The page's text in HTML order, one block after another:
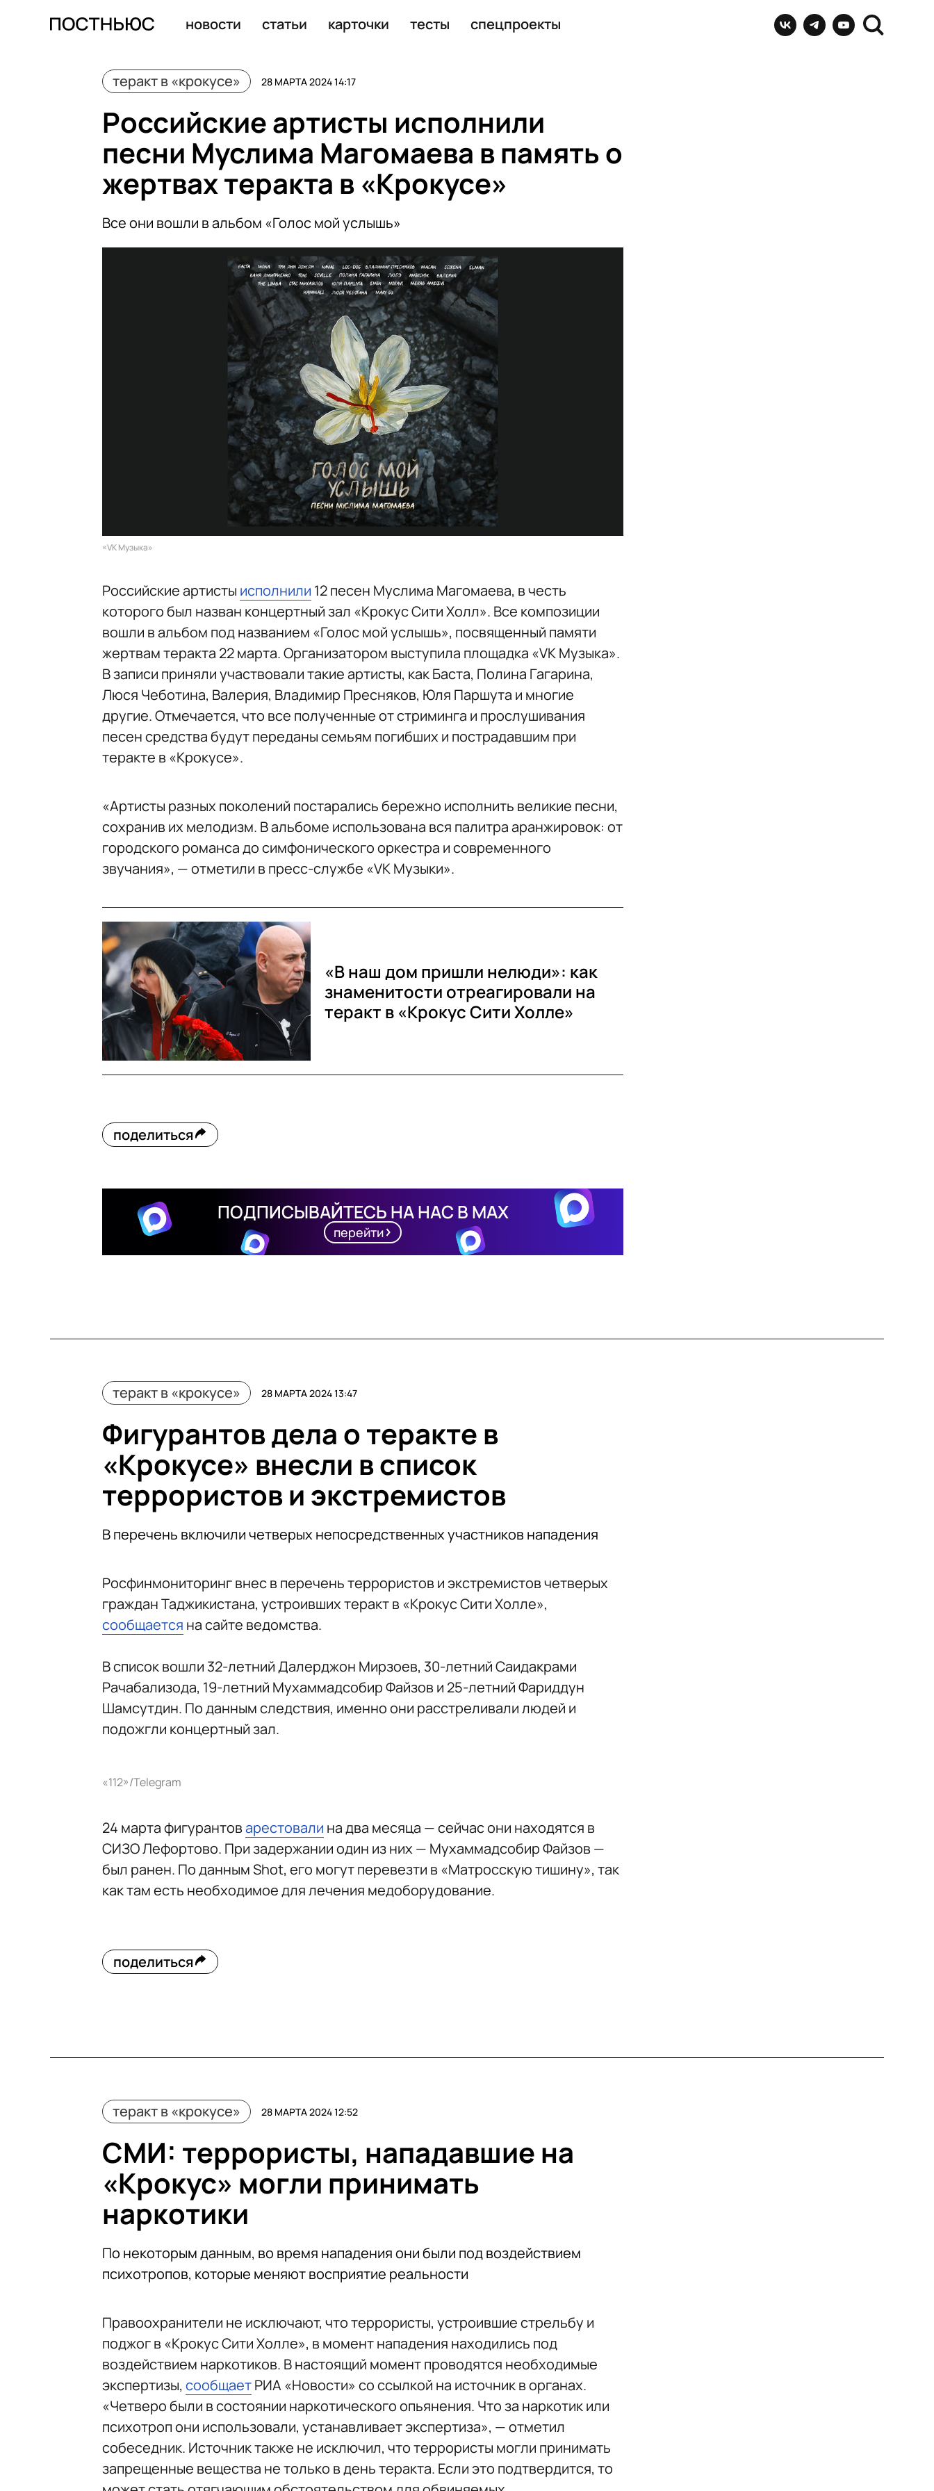
новости статьи карточки тесты спецпроекты
теракт в «крокусе» 28 МАРТА 2024 14:17
Российские артисты исполнили
песни Муслима Магомаева в память о
жертвах теракта в «Крокусе»
Все они вошли в альбом «Голос мой услышь»
«VK Музыка»
Российские артисты исполнили 12 песен Муслима Магомаева, в честь
которого был назван концертный зал «Крокус Сити Холл». Все композиции
вошли в альбом под названием «Голос мой услышь», посвященный памяти
жертвам теракта 22 марта. Организатором выступила площадка «VK Музыка».
В записи приняли участвовали такие артисты, как Баста, Полина Гагарина,
Люся Чеботина, Валерия, Владимир Пресняков, Юля Паршута и многие
другие. Отмечается, что все полученные от стриминга и прослушивания
песен средства будут переданы семьям погибших и пострадавшим при
теракте в «Крокусе».
«Артисты разных поколений постарались бережно исполнить великие песни,
сохранив их мелодизм. В альбоме использована вся палитра аранжировок: от
городского романса до симфонического оркестра и современного
звучания», — отметили в пресс-службе «VK Музыки».
«В наш дом пришли нелюди»: как
знаменитости отреагировали на
теракт в «Крокус Сити Холле»
поделиться
ПОДПИСЫВАЙТЕСЬ НА НАС В MAX
перейти
теракт в «крокусе» 28 МАРТА 2024 13:47
Фигурантов дела о теракте в
«Крокусе» внесли в список
террористов и экстремистов
В перечень включили четверых непосредственных участников нападения
Росфинмониторинг внес в перечень террористов и экстремистов четверых
граждан Таджикистана, устроивших теракт в «Крокус Сити Холле»,
сообщается на сайте ведомства.
В список вошли 32-летний Далерджон Мирзоев, 30-летний Саидакрами
Рачабализода, 19-летний Мухаммадсобир Файзов и 25-летний Фариддун
Шамсутдин. По данным следствия, именно они расстреливали людей и
подожгли концертный зал.
«112»/Telegram
24 марта фигурантоварестовали на два месяца — сейчас они находятся в
СИЗО Лефортово. При задержании один из них — Мухаммадсобир Файзов —
был ранен. По данным Shot, его могут перевезти в «Матросскую тишину», так
как там есть необходимое для лечения медоборудование.
поделиться
теракт в «крокусе» 28 МАРТА 2024 12:52
СМИ: террористы, нападавшие на
«Крокус» могли принимать
наркотики
По некоторым данным, во время нападения они были под воздействием
психотропов, которые меняют восприятие реальности
Правоохранители не исключают, что террористы, устроившие стрельбу и
поджог в «Крокус Сити Холле», в момент нападения находились под
воздействием наркотиков. В настоящий момент проводятся необходимые
экспертизы, сообщаетРИА «Новости» со ссылкой на источник в органах.
«Четверо были в состоянии наркотического опьянения. Что за наркотик или
психотроп они использовали, устанавливает экспертиза», — отметил
собеседник. Источник также не исключил, что террористы могли принимать
запрещенные вещества не только в день теракта. Если это подтвердится, то